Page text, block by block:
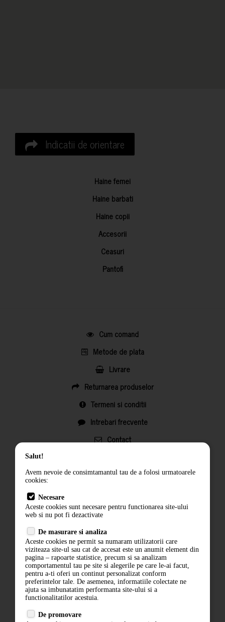
Indicatii de orientare
Haine femei
Haine barbati
Haine copii
Accesorii
Ceasuri
Pantofi
Cum comand
Metode de plata
Livrare
Returnarea produselor
Termeni si conditii
Intrebari frecvente
Contact
Termeni si conditii
ANPC
ABONARE LA NEWSLETTER
Salut!
Avem nevoie de consimtamantul tau de a folosi urmatoarele
cookies:
Necesare
Aceste cookies sunt necesare pentru functionarea site-ului
web si nu pot fi dezactivate
De masurare si analiza
Aceste cookies ne permit sa numaram utilizatorii care
viziteaza site-ul sau cat de accesat este un anumit element din
pagina – rapoarte statistice, precum si sa analizam
comportamentul tau pe site si alegerile pe care le-ai facut,
pentru a-ti oferi un continut personalizat conform
preferintelor tale. De asemenea, informatiile colectate ne
ajuta sa imbunatatim performanta site-ului si a
functionalitatilor acestuia.
De promovare